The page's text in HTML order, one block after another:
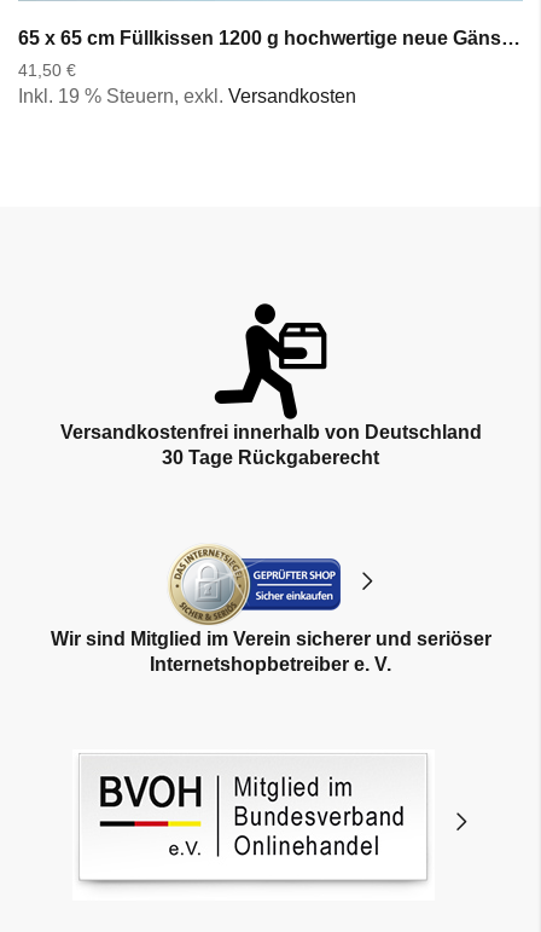
65 x 65 cm Füllkissen 1200 g hochwertige neue Gänsefedern Kopfkissen Federkissen
41,50 €
Inkl. 19 % Steuern, exkl. Versandkosten
Versandkostenfrei innerhalb von Deutschland
30 Tage Rückgaberecht
Wir sind Mitglied im Verein sicherer und seriöser
Internetshopbetreiber e. V.